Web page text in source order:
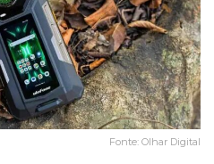
Fonte: Olhar Digital